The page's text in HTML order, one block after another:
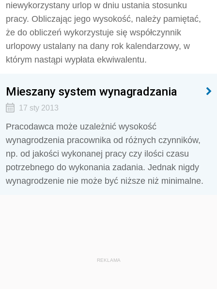
niewykorzystany urlop w dniu ustania stosunku
pracy. Obliczając jego wysokość, należy pamiętać,
że do obliczeń wykorzystuje się współczynnik
urlopowy ustalany na dany rok kalendarzowy, w
którym nastąpi wypłata ekwiwalentu.
Mieszany system wynagradzania
17 sty 2013
Pracodawca może uzależnić wysokość
wynagrodzenia pracownika od różnych czynników,
np. od jakości wykonanej pracy czy ilości czasu
potrzebnego do wykonania zadania. Jednak nigdy
wynagrodzenie nie może być niższe niż minimalne.
REKLAMA